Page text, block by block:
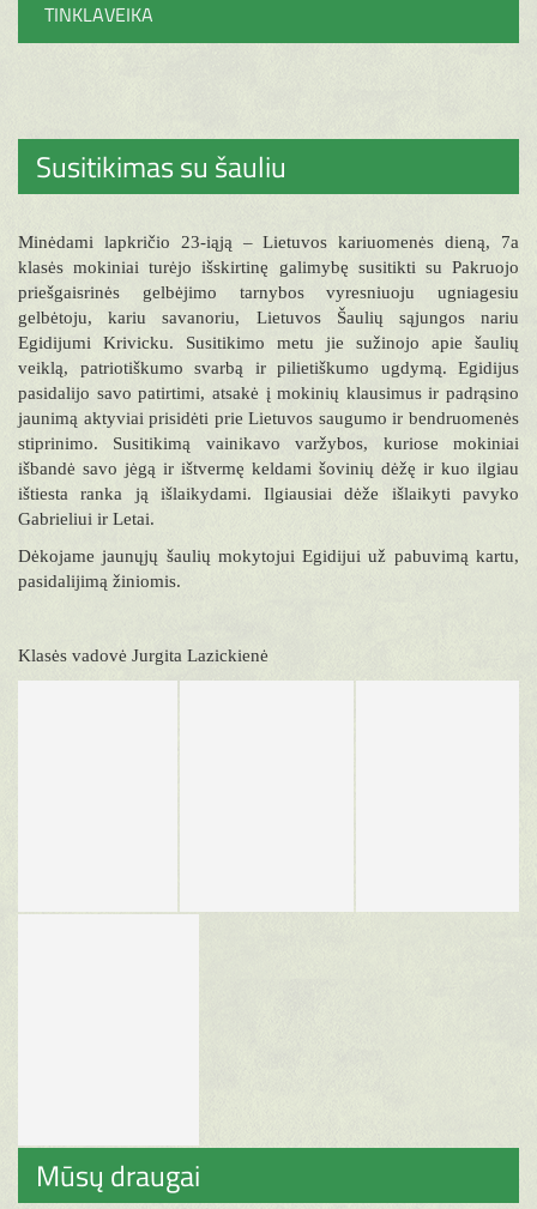
TINKLAVEIKA
Susitikimas su šauliu
Minėdami lapkričio 23-iąją – Lietuvos kariuomenės dieną, 7a
klasės mokiniai turėjo išskirtinę galimybę susitikti su Pakruojo
priešgaisrinės gelbėjimo tarnybos vyresniuoju ugniagesiu
gelbėtoju, kariu savanoriu, Lietuvos Šaulių sąjungos nariu
Egidijumi Krivicku. Susitikimo metu jie sužinojo apie šaulių
veiklą, patriotiškumo svarbą ir pilietiškumo ugdymą. Egidijus
pasidalijo savo patirtimi, atsakė į mokinių klausimus ir padrąsino
jaunimą aktyviai prisidėti prie Lietuvos saugumo ir bendruomenės
stiprinimo. Susitikimą vainikavo varžybos, kuriose mokiniai
išbandė savo jėgą ir ištvermę keldami šovinių dėžę ir kuo ilgiau
ištiesta ranka ją išlaikydami. Ilgiausiai dėže išlaikyti pavyko
Gabrieliui ir Letai.
Dėkojame jaunųjų šaulių mokytojui Egidijui už pabuvimą kartu,
pasidalijimą žiniomis.
Klasės vadovė Jurgita Lazickienė
Mūsų draugai